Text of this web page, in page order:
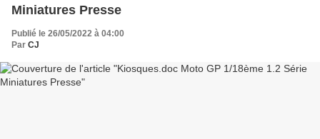
Miniatures Presse
Publié le 26/05/2022 à 04:00
Par CJ